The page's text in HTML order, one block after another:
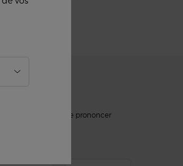
Ne souhaite pas se prononcer